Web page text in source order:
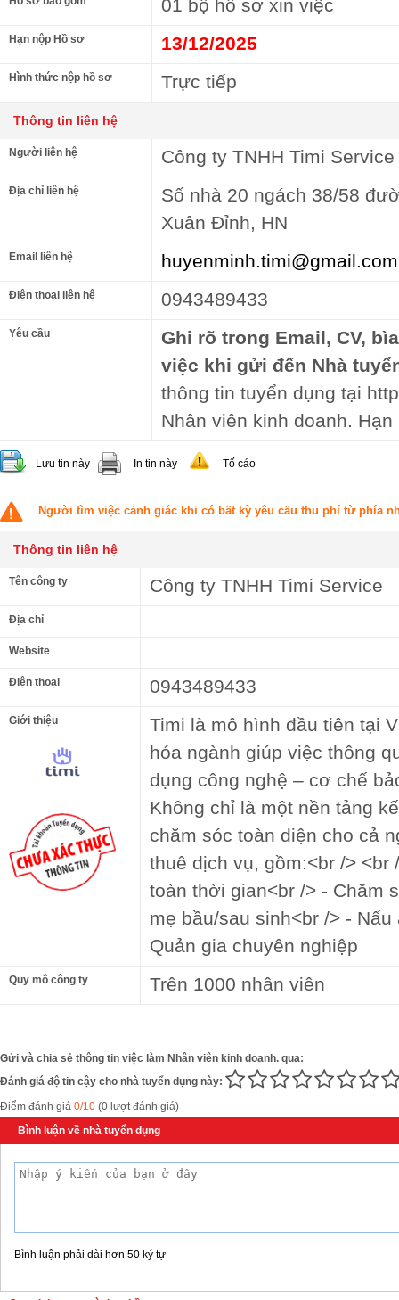
01 bộ hồ sơ xin việc
Hạn nộp Hồ sơ 13/12/2025
Hình thức nộp hồ sơ Trực tiếp
Thông tin liên hệ
Người liên hệ Công ty TNHH Timi Service
Địa chỉ liên hệ
Số nhà 20 ngách 38/58
Xuân Đỉnh, HN
Email liên hệ huyenminh.timi@gmail.com
Điện thoại liên hệ 0943489433
Yêu cầu
Ghi rõ trong Email, CV,
việc khi gửi đến Nhà
thông tin tuyển dụng tại
Nhân viên kinh doanh.
Lưu tin này In tin này Tố cáo
Người tìm việc cảnh giác khi có bất kỳ yêu cầu thu phí từ phía
Thông tin liên hệ
Tên công ty Công ty TNHH Timi Service
Địa chỉ
Website
Điện thoại 0943489433
Giới thiệu
Timi là mô hình đầu tiên tại
hóa ngành giúp việc thông
dụng công nghệ – cơ chế
Không chỉ là một nền tảng
chăm sóc toàn diện cho cả
thuê dịch vụ, gồm:<br /> <br
toàn thời gian<br /> - Chăm
mẹ bầu/sau sinh<br /> -
Quản gia chuyên nghiệp
Quy mô công ty Trên 1000 nhân viên
Gửi và chia sẻ thông tin việc làm Nhân viên kinh doanh. qua:
Đánh giá độ tin cậy cho nhà tuyển dụng này:
Điểm đánh giá 0/10 (0 lượt đánh giá)
Bình luận về nhà tuyển dụng
Bình luận phải dài hơn 50 ký tự